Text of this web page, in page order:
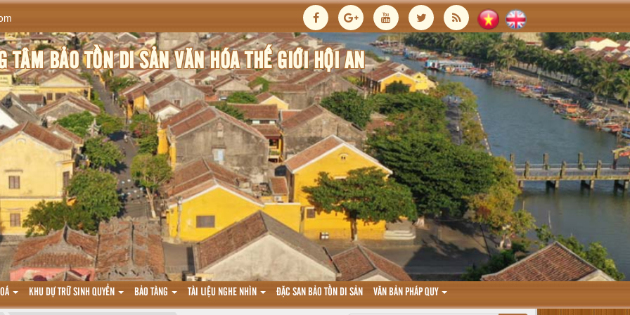
TÂM BẢO TỒN DI SẢN VĂN HÓA THẾ GIỚI HỘI AN
KHU DỰ TRỮ SINH QUYỂN BẢO TÀNG TÀI LIỆU NGHE NHÌN ĐẶC SAN BẢO TỒN DI SẢN VĂN BẢN PHÁP QUY